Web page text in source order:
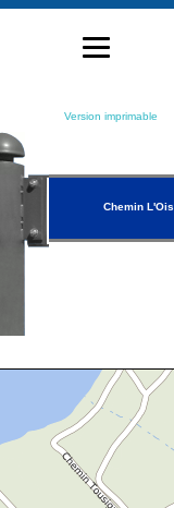
Version imprimable
Chemin